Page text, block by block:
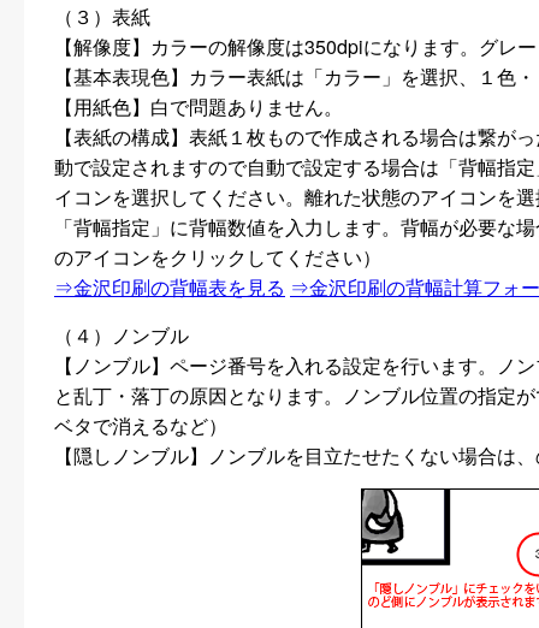
（３）表紙
【解像度】カラーの解像度は350dpiになります。グ
【基本表現色】カラー表紙は「カラー」を選択、１色
【用紙色】白で問題ありません。
【表紙の構成】表紙１枚もので作成される場合は繋が
動で設定されますので自動で設定する場合は「背幅指
イコンを選択してください。離れた状態のアイコンを
「背幅指定」に背幅数値を入力します。背幅が必要な
のアイコンをクリックしてください）
⇒金沢印刷の背幅表を見る ⇒金沢印刷の背幅計算フォ
（４）ノンブル
【ノンブル】ページ番号を入れる設定を行います。ノ
と乱丁・落丁の原因となります。ノンブル位置の指定
ベタで消えるなど）
【隠しノンブル】ノンブルを目立たせたくない場合は